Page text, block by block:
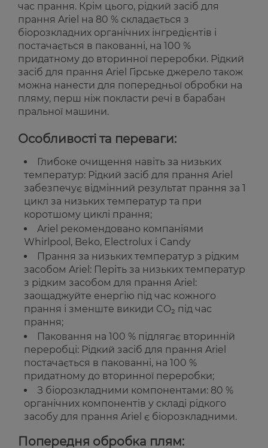
час прання. Крім цього, рідкий засіб для
прання Ariel на 80 % складається з
біорозкладних органічних інгредієнтів і
постачається в пакованні, на 100 %
придатному до вторинної переробки. Рідкий
засіб для прання Ariel Гірське джерело також
можна нанести для попередньої обробки на
пляму, перш ніж покласти речі в барабан
пральної машини.
Особливості та переваги:
Глибоке очищення навіть за низьких
температур: Рідкий засіб для прання Ariel
забезпечує відмінний результат прання за 1
цикл за низьких температур та при
коротшому циклі прання;
Ariel рекомендовано компаніями
Whirlpool, Beko, Electrolux і Candy
Прання за низьких температур з рідким
засобом Ariel: Періть за низьких температур
з рідким засобом для прання Ariel:
заощаджуйте енергію під час кожного
прання і зменште викиди CO₂ під час
прання;
Паковання на 100 % підлягає вторинній
переробці: Рідкий засіб для прання Ariel
постачається в пакованні, на 100 %
придатному до вторинної переробки;
З біорозкладними компонентами: 80 %
органічних компонентів у складі рідкого
засобу для прання Ariel є біорозкладними.
Попередня обробка плям: